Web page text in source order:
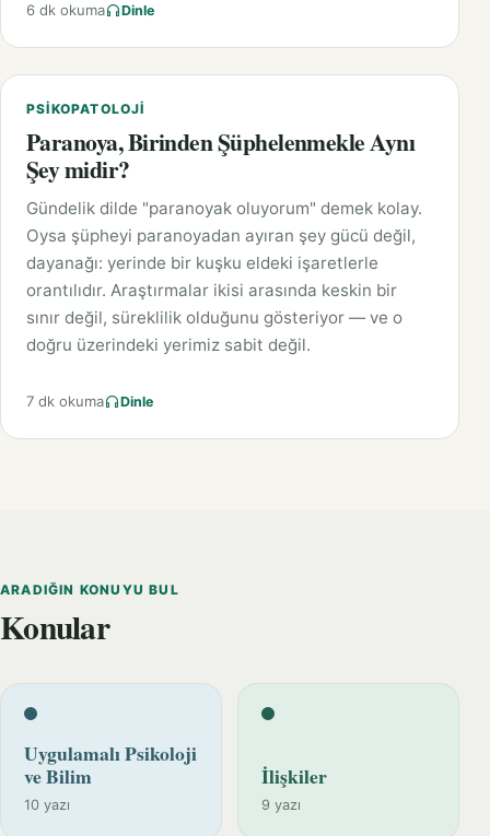
6 dk okuma Dinle
PSIKOPATOLOJI
Paranoya, Birinden Şüphelenmekle Aynı
Şey midir?
Gündelik dilde "paranoyak oluyorum" demek kolay.
Oysa şüpheyi paranoyadan ayıran şey gücü değil,
dayanağı: yerinde bir kuşku eldeki işaretlerle
orantılıdır. Araştırmalar ikisi arasında keskin bir
sınır değil, süreklilik olduğunu gösteriyor — ve o
doğru üzerindeki yerimiz sabit değil.
7 dk okuma Dinle
ARADIĞIN KONUYU BUL
Konular
Uygulamalı Psikoloji
ve Bilim
10 yazı
İlişkiler
9 yazı